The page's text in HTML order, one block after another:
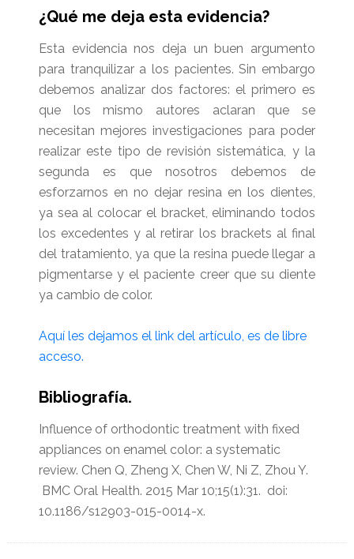
¿Qué me deja esta evidencia?
Esta evidencia nos deja un buen argumento
para tranquilizar a los pacientes. Sin embargo
debemos analizar dos factores: el primero es
que los mismo autores aclaran que se
necesitan mejores investigaciones para poder
realizar este tipo de revisión sistemática, y la
segunda es que nosotros debemos de
esforzarnos en no dejar resina en los dientes,
ya sea al colocar el bracket, eliminando todos
los excedentes y al retirar los brackets al final
del tratamiento, ya que la resina puede llegar a
pigmentarse y el paciente creer que su diente
ya cambio de color.
Aquí les dejamos el link del artículo, es de libre
acceso.
Bibliografía.
Influence of orthodontic treatment with fixed
appliances on enamel color: a systematic
review. Chen Q, Zheng X, Chen W, Ni Z, Zhou Y.
BMC Oral Health. 2015 Mar 10;15(1):31. doi:
10.1186/s12903-015-0014-x.